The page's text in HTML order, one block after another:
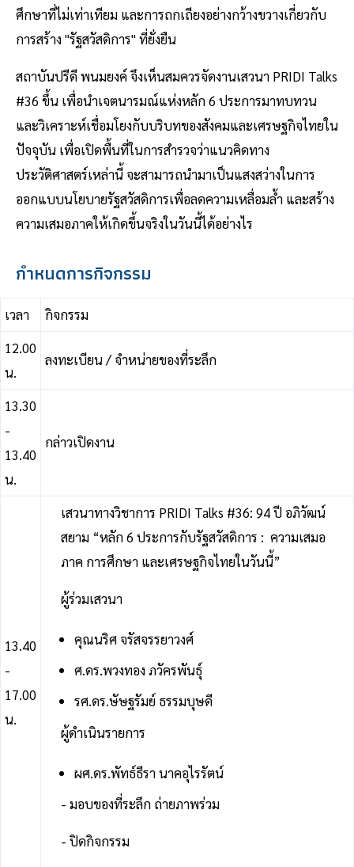
ศึกษาที่ไม่เท่าเทียม และการถกเถียงอย่างกว้างขวางเกี่ยวกับ
การสร้าง "รัฐสวัสดิการ" ที่ยั่งยืน
สถาบันปรีดี พนมยงค์ จึงเห็นสมควรจัดงานเสวนา PRIDI Talks
#36 ขึ้น เพื่อนำเจตนารมณ์แห่งหลัก 6 ประการมาทบทวน
และวิเคราะห์เชื่อมโยงกับบริบทของสังคมและเศรษฐกิจไทยใน
ปัจจุบัน เพื่อเปิดพื้นที่ในการสำรวจว่าแนวคิดทาง
ประวัติศาสตร์เหล่านี้ จะสามารถนำมาเป็นแสงสว่างในการ
ออกแบบนโยบายรัฐสวัสดิการเพื่อลดความเหลื่อมล้ำ และสร้าง
ความเสมอภาคให้เกิดขึ้นจริงในวันนี้ได้อย่างไร
กำหนดการกิจกรรม
เวลา
กิจกรรม
12.00
น.
ลงทะเบียน / จำหน่ายของที่ระลึก
13.30
-
13.40
น.
กล่าวเปิดงาน
13.40
-
17.00
น.
เสวนาทางวิชาการ PRIDI Talks #36: 94 ปี อภิวัฒน์
สยาม “หลัก 6 ประการกับรัฐสวัสดิการ : ความเสมอ
ภาค การศึกษา และเศรษฐกิจไทยในวันนี้”
ผู้ร่วมเสวนา
คุณนริศ จรัสจรรยาวงศ์
ศ.ดร.พวงทอง ภวัครพันธุ์
รศ.ดร.ษัษฐรัมย์ ธรรมบุษดี
ผู้ดำเนินรายการ
ผศ.ดร.พัทธ์ธีรา นาคอุไรรัตน์
- มอบของที่ระลึก ถ่ายภาพร่วม
- ปิดกิจกรรม